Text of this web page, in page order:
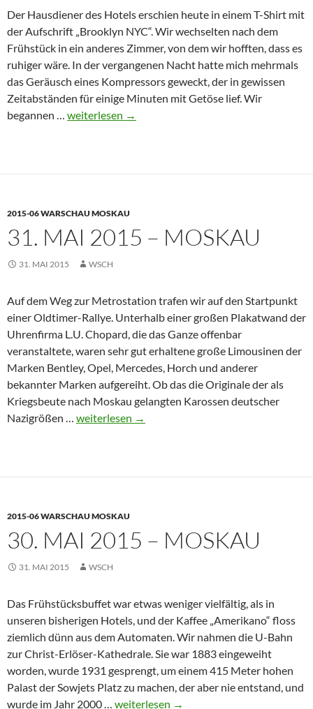
Der Hausdiener des Hotels erschien heute in einem T-Shirt mit
der Aufschrift „Brooklyn NYC“. Wir wechselten nach dem
Frühstück in ein anderes Zimmer, von dem wir hofften, dass es
ruhiger wäre. In der vergangenen Nacht hatte mich mehrmals
das Geräusch eines Kompressors geweckt, der in gewissen
Zeitabständen für einige Minuten mit Getöse lief. Wir
begannen … 1.
weiterlesen →
2015-06 WARSCHAU MOSKAU
31. MAI 2015 – MOSKAU
31. MAI 2015 WSCH
Auf dem Weg zur Metrostation trafen wir auf den Startpunkt
einer Oldtimer-Rallye. Unterhalb einer großen Plakatwand der
Uhrenfirma L.U. Chopard, die das Ganze offenbar
veranstaltete, waren sehr gut erhaltene große Limousinen der
Marken Bentley, Opel, Mercedes, Horch und anderer
bekannter Marken aufgereiht. Ob das die Originale der als
Kriegsbeute nach Moskau gelangten Karossen deutscher
Nazigrößen … 31.
weiterlesen →
2015-06 WARSCHAU MOSKAU
30. MAI 2015 – MOSKAU
31. MAI 2015 WSCH
Das Frühstücksbuffet war etwas weniger vielfältig, als in
unseren bisherigen Hotels, und der Kaffee „Amerikano“ floss
ziemlich dünn aus dem Automaten. Wir nahmen die U-Bahn
zur Christ-Erlöser-Kathedrale. Sie war 1883 eingeweiht
worden, wurde 1931 gesprengt, um einem 415 Meter hohen
Palast der Sowjets Platz zu machen, der aber nie entstand, und
wurde im Jahr 2000 … 30.
weiterlesen →